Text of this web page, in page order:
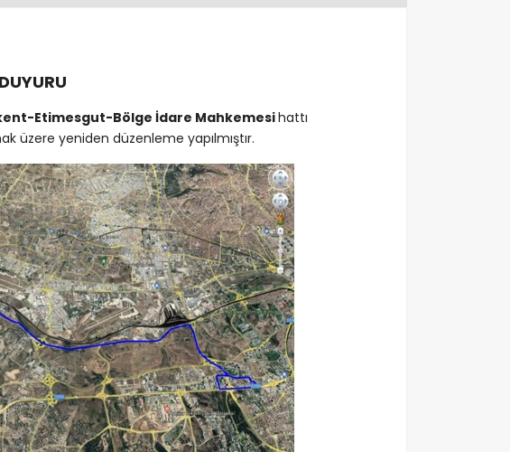
DUYURU
Etimesgut-Bölge İdare Mahkemesihattı
üzere yeniden düzenleme yapılmıştır.